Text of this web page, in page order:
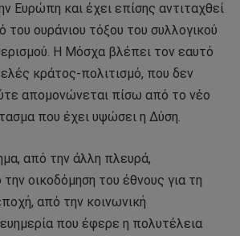
Ευρώπη και έχει επίσης αντιταχθεί
του ουράνιου τόξου του συλλογικού
Η Μόσχα βλέπει τον εαυτό
κράτος-πολιτισμό, που δεν
απομονώνεται πίσω από το νέο
που έχει υψώσει η Δύση.
από την άλλη πλευρά,
οικοδόμηση του έθνους για τη
από την κοινωνική
που έφερε η πολυτέλεια